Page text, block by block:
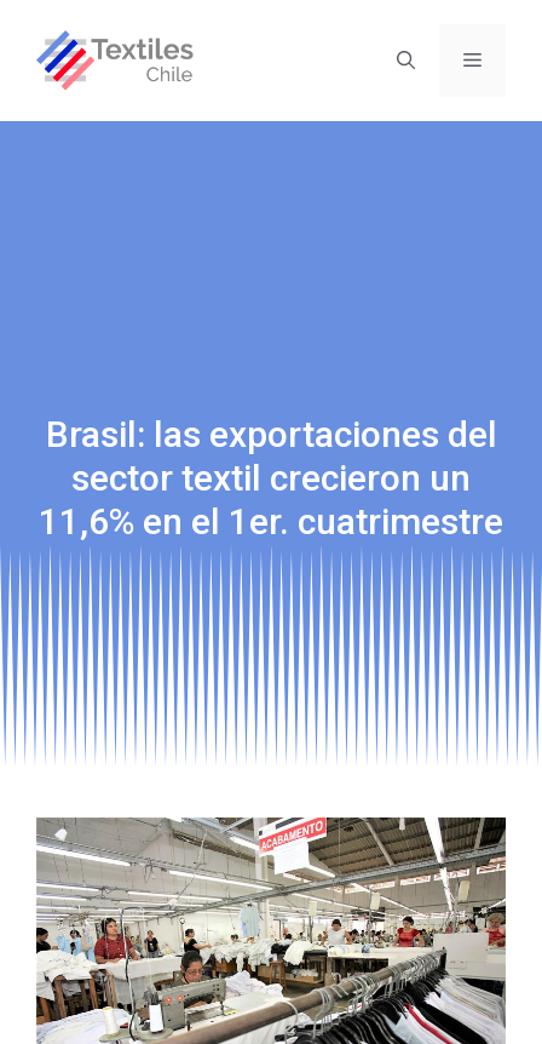
Brasil: las exportaciones del
sector textil crecieron un
11,6% en el 1er. cuatrimestre